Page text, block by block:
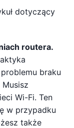
dotyczący
routera.
braku
Wi-Fi. Ten
w przypadku
także